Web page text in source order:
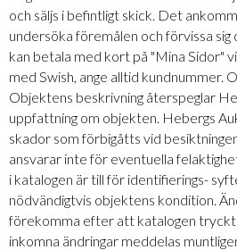
och säljs i befintligt skick. Det
undersöka föremålen och förvissa
kan betala med kort på "Mina Sidor"
med Swish, ange alltid kundnummer.
Objektens beskrivning återspeglar
uppfattning om objekten. Hebergs
skador som förbigåtts vid
ansvarar inte för eventuella
i katalogen är till för identifierings-
nödvändigtvis objektens kondition.
förekomma efter att katalogen
inkomna ändringar meddelas